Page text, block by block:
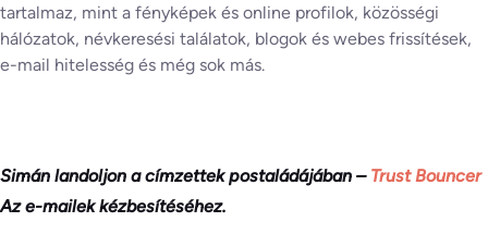
tartalmaz, mint a fényképek és online profilok, közösségi
hálózatok, névkeresési találatok, blogok és webes frissítések,
e-mail hitelesség és még sok más.
Simán landoljon a címzettek postaládájában – Trust Bouncer
Az e-mailek kézbesítéséhez.